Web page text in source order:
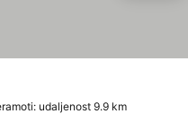
udaljenost 9.9 km